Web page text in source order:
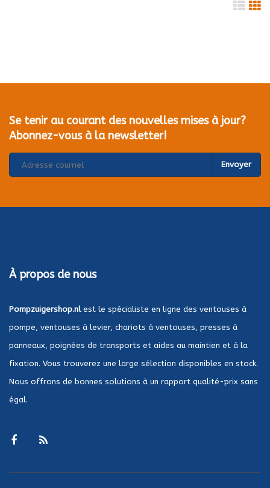
Se tenir au courant des nouvelles mises à jour?
Abonnez-vous à la newsletter!
Envoyer
À propos de nous
Pompzuigershop.nlest le spécialiste en ligne des ventouses à
pompe, ventouses à levier, chariots à ventouses, presses à
panneaux, poignées de transports et aides au maintien et à la
fixation. Vous trouverez une large sélection disponibles en stock.
Nous offrons de bonnes solutions à un rapport qualité-prix sans
égal.